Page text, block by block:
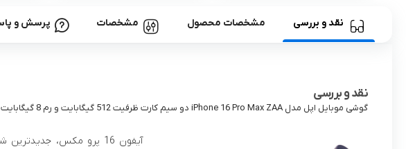
نقد و بررسی مشخصات محصول مشخصات پرسش و
نقد و بررسی
گوشی موبایل اپل مدل iPhone 16 Pro Max ZAA دو سیم کارت ظرفیت 512 گیگابایت و رم 8 گیگابایت | نات اکتیو
آیفون 16 پرو مکس،